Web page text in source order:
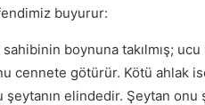
buyurur:
boynuna takılmış;
cennete götürür. Kötü ahlak
şeytanın elindedir. Şeytan